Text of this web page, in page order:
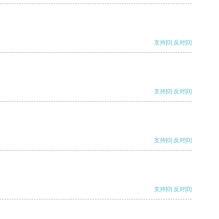
支持[0] 反对[0]
支持[0] 反对[0]
支持[0] 反对[0]
支持[0] 反对[0]